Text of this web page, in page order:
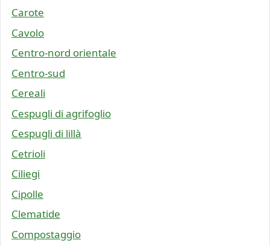
Carote
Cavolo
Centro-nord orientale
Centro-sud
Cereali
Cespugli di agrifoglio
Cespugli di lillà
Cetrioli
Ciliegi
Cipolle
Clematide
Compostaggio